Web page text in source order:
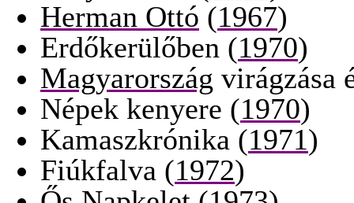
Herman Ottó (1967)
Erdőkerülőben (1970)
Magyarország virágzása
Népek kenyere (1970)
Kamaszkrónika (1971)
Fiúkfalva (1972)